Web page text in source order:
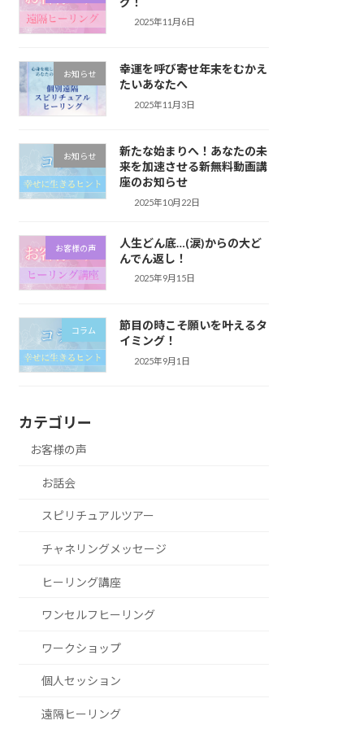
2025年11月6日
お知らせ
幸運を呼び寄せ年末をむかえ
たいあなたへ
2025年11月3日
お知らせ
新たな始まりへ！あなたの未
来を加速させる新無料動画講
座のお知らせ
2025年10月22日
お客様の声
人生どん底…(涙)からの大ど
んでん返し！
2025年9月15日
コラム
節目の時こそ願いを叶えるタ
イミング！
2025年9月1日
カテゴリー
お客様の声
お話会
スピリチュアルツアー
チャネリングメッセージ
ヒーリング講座
ワンセルフヒーリング
ワークショップ
個人セッション
遠隔ヒーリング